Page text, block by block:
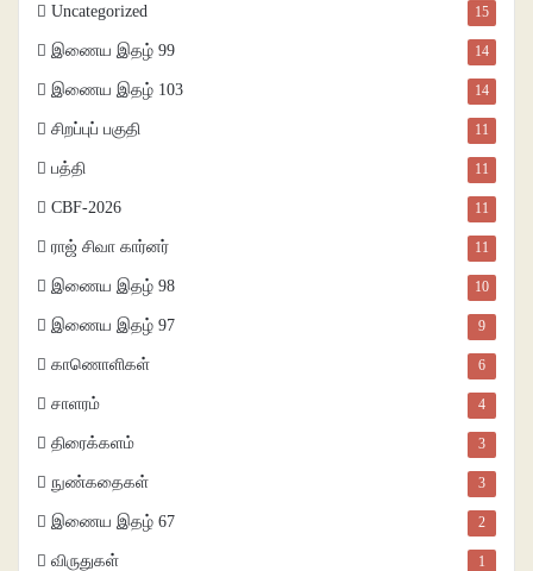
Uncategorized 15
இணைய இதழ் 99 14
இணைய இதழ் 103 14
சிறப்புப் பகுதி 11
பத்தி 11
CBF-2026 11
ராஜ் சிவா கார்னர் 11
இணைய இதழ் 98 10
இணைய இதழ் 97 9
காணொளிகள் 6
சாளரம் 4
திரைக்களம் 3
நுண்கதைகள் 3
இணைய இதழ் 67 2
விருதுகள் 1